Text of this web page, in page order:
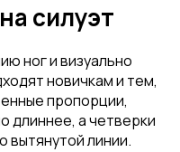
силуэт
ног и визуально
новичкам и тем,
пропорции,
длиннее, а четверки
линии.